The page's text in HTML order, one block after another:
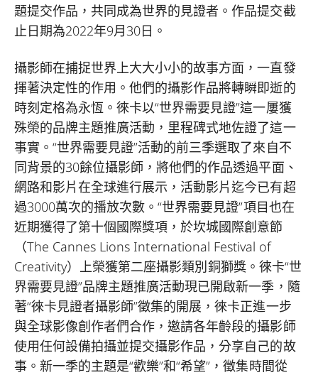
題提交作品，共同成為世界的見證者。作品提交截
止日期為2022年9月30日。
攝影師在捕捉世界上大大小小的故事方面，一直發
揮著決定性的作用。他們的攝影作品將轉瞬即逝的
時刻定格為永恆。徠卡以“世界需要見證”這一屢獲
殊榮的品牌主題推廣活動，里程碑式地佐證了這一
事實。“世界需要見證”活動的前三季選取了來自不
同背景的30餘位攝影師，將他們的作品透過平面、
網路和影片在全球進行展示，活動影片迄今已有超
過3000萬次的播放次數。“世界需要見證”項目也在
近期獲得了第十個國際獎項，於坎城國際創意節
（The Cannes Lions International Festival of
Creativity）上榮獲第二座攝影類別銅獅獎。徠卡“世
界需要見證”品牌主題推廣活動現已開啟新一季，隨
著“徠卡見證者攝影師”徵集的開展，徠卡正進一步
與全球影像創作者們合作，邀請各年齡段的攝影師
使用任何設備拍攝並提交攝影作品，分享自己的故
事。新一季的主題是“歡樂”和“希望”，徵集時間從